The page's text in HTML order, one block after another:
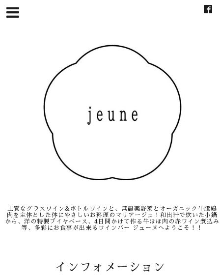
上質なグラスワイン&ボトルワインと、無農薬野菜とオーガニック牛豚鶏
肉を主体とした体にやさしいお料理のマリアージュ！和出汁で炊いた小鍋
から、洋の特製ブイヤベース、4日間かけて作る牛ほほ肉の赤ワイン煮込み
等、多彩にお食事が出来るワインバー ジューヌへようこそ！！
インフォメーション